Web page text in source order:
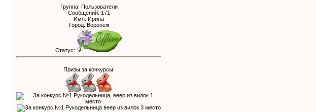
Группа: Пользователи
Сообщений: 171
Имя: Ирина
Город: Воронеж
Статус:
Призы за конкурсы: